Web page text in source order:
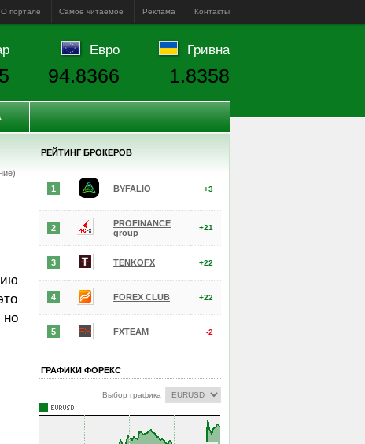
О портале Самое читаемое Реклама Контакты
но
РЕЙТИНГ БРОКЕРОВ
1 BYFALIO +3
2
PROFINANCE
group
+21
3 TENKOFX +22
4 FOREX CLUB +22
5 FXTEAM -2
ГРАФИКИ ФОРЕКС
Выбор графика
Евро
94.8366
Гривна
1.8358